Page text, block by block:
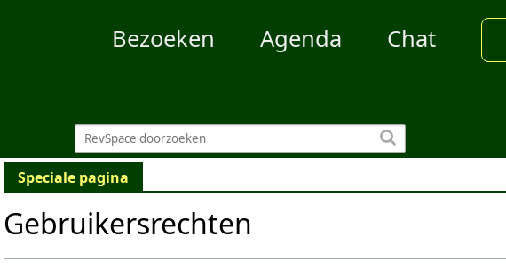
Bezoeken Agenda Chat
Speciale pagina
Gebruikersrechten